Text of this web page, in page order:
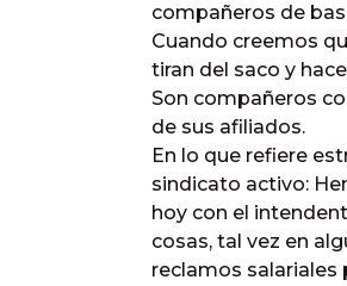
compañeros de
Cuando creemos
tiran del saco y
Son compañeros
de sus afiliados.
En lo que refiere
sindicato activo:
hoy con el
cosas, tal vez en
reclamos salariales